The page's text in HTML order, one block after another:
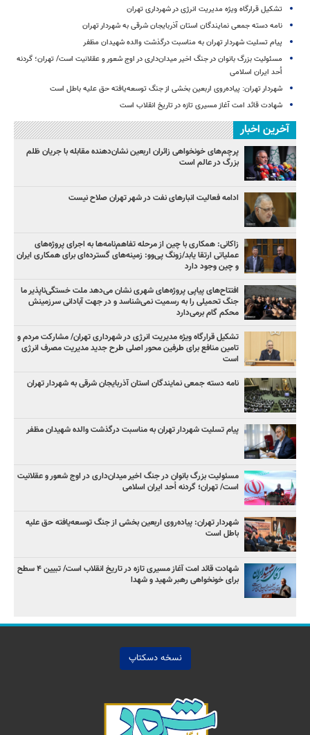
تشکیل قرارگاه ویژه مدیریت انرژی در شهرداری تهران
نامه دسته جمعی نمایندگان استان آذربایجان شرقی به شهردار تهران
پیام تسلیت شهردار تهران به مناسبت درگذشت والده شهیدان مظفر
مسئولیت بزرگ بانوان در جنگ اخیر میدان‌داری‌ در اوج شعور و عقلانیت است/ تهران؛ گردنه
اُحد ایران اسلامی
شهردار تهران: پیاده‌روی اربعین بخشی از جنگ توسعه‌یافته حق علیه باطل است
شهادت قائد امت آغاز مسیری تازه در تاریخ انقلاب است
آخرین اخبار
پرچم‌های خونخواهی زائران اربعین نشان‌دهنده مقابله با جریان ظلم
بزرگ در عالم است
ادامه فعالیت انبارهای نفت در شهر تهران صلاح نیست
زاکانی: همکاری با چین از مرحله تفاهم‌نامه‌ها به اجرای پروژه‌های
عملیاتی ارتقا یابد/زونگ پی‌وو: زمینه‌های گسترده‌ای برای همکاری ایران
و چین وجود دارد
افتتاح‌های پیاپی پروژه‌های شهری نشان می‌دهد ملت خستگی‌ناپذیر ما
جنگ تحمیلی را به رسمیت نمی‌شناسد و در جهت آبادانی سرزمینش
محکم گام برمی‌دارد
تشکیل قرارگاه ویژه مدیریت انرژی در شهرداری تهران/ مشارکت مردم و
تامین منافع برای طرفین محور اصلی طرح جدید مدیریت مصرف انرژی
است
نامه دسته جمعی نمایندگان استان آذربایجان شرقی به شهردار تهران
پیام تسلیت شهردار تهران به مناسبت درگذشت والده شهیدان مظفر
مسئولیت بزرگ بانوان در جنگ اخیر میدان‌داری‌ در اوج شعور و عقلانیت
است/ تهران؛ گردنه اُحد ایران اسلامی
شهردار تهران: پیاده‌روی اربعین بخشی از جنگ توسعه‌یافته حق علیه
باطل است
شهادت قائد امت آغاز مسیری تازه در تاریخ انقلاب است/ تبیین ۴ سطح
برای خونخواهی رهبر شهید و شهدا
نسخه دسکتاپ